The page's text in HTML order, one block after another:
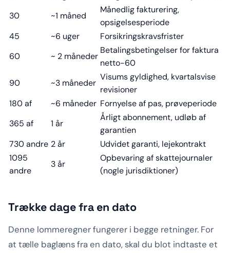
30
~1 måned
Månedlig fakturering,
opsigelsesperiode
45
~6 uger
Forsikringskravsfrister
60
~ 2 måneder
Betalingsbetingelser for faktura
netto-60
90
~3 måneder
Visums gyldighed, kvartalsvise
revisioner
180 af
~6 måneder Fornyelse af pas, prøveperiode
365 af
1 år
Årligt abonnement, udløb af
garantien
730 andre 2 år
Udvidet garanti, lejekontrakt
1095
andre
3 år
Opbevaring af skattejournaler
(nogle jurisdiktioner)
Trække dage fra en dato
Denne lommeregner fungerer i begge retninger. For
at tælle baglæns fra en dato, skal du blot indtaste et